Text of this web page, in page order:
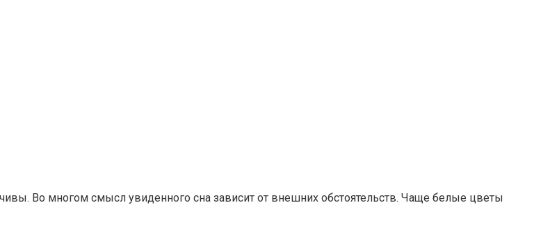
Во многом смысл увиденного сна зависит от внешних обстоятельств. Чаще белые цветы